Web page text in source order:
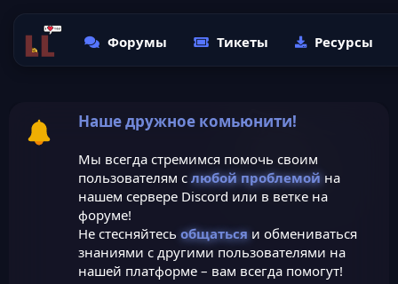
Форумы Тикеты Ресурсы
Наше дружное комьюнити!
Мы всегда стремимся помочь своим
пользователям с любой проблемойна
нашем сервере Discord или в ветке на
форуме!
Не стесняйтесь общатьсяи обмениваться
знаниями с другими пользователями на
нашей платформе – вам всегда помогут!